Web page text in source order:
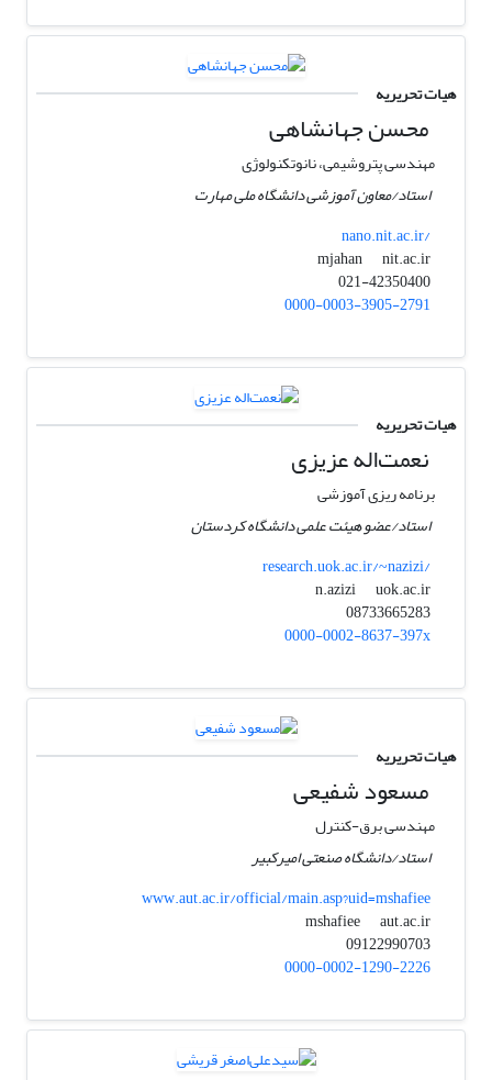
هیات تحریریه
محسن جهانشاهی
مهندسی پتروشیمی، نانوتکنولوژی
استاد/معاون آموزشی دانشگاه ملی مهارت
nano.nit.ac.ir/
mjahan
nit.ac.ir
021-42350400
0000-0003-3905-2791
هیات تحریریه
نعمت‌اله عزیزی
برنامه ریزی آموزشی
استاد/عضو هیئت علمی دانشگاه کردستان
research.uok.ac.ir/~nazizi/
n.azizi
uok.ac.ir
08733665283
0000-0002-8637-397x
هیات تحریریه
مسعود شفیعی
مهندسی برق-کنترل
استاد/دانشگاه صنعتی امیرکبیر
www.aut.ac.ir/official/main.asp?uid=mshafiee
mshafiee
aut.ac.ir
09122990703
0000-0002-1290-2226